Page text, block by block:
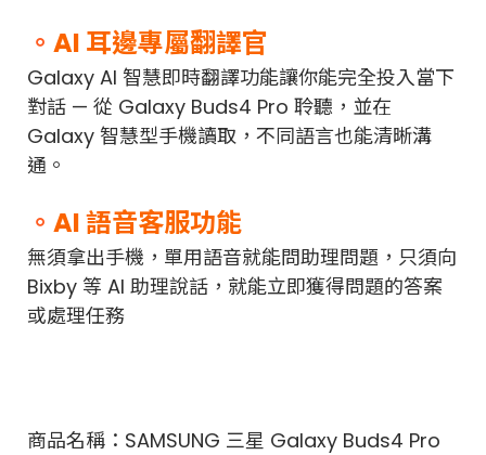
。 AI 耳邊專屬翻譯官
Galaxy AI 智慧即時翻譯功能讓你能完全投入當下
對話 — 從 Galaxy Buds4 Pro 聆聽，並在
Galaxy 智慧型手機讀取，不同語言也能清晰溝
通。
。 AI 語音客服功能
無須拿出手機，單用語音就能問助理問題，只須向
Bixby 等 AI 助理說話，就能立即獲得問題的答案
或處理任務
商品名稱：SAMSUNG 三星 Galaxy Buds4 Pro